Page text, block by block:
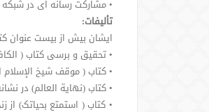
• مشارکت رسانه ای در
تألیفات:
ایشان بیش از بیست عنوان
• تحقیق و برسی کتاب (
• کتاب ( موقف شیخ الإسلام
• کتاب (نهایة العالم) در نشانه های قیامت که در 100 روز اول پس از چاپ کتاب بیش از 320 هزار نسخه